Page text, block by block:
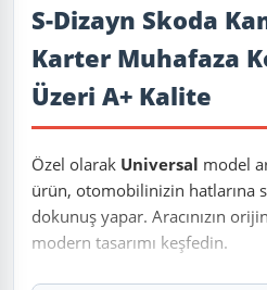
Ürün Açıklaması
S-Dizayn Skoda
Karter Muhafaza
Üzeri A+ Kalite
Özel olarak Universal model
ürün, otomobilinizin hatlarına
dokunuş yapar. Aracınızın
modern tasarımı keşfedin.